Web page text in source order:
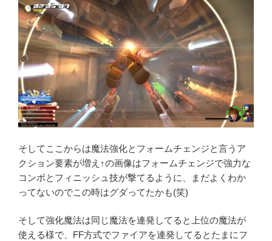
そしてここからは魔法強化とフォームチェンジと言うア
クション要素が増え↑の画像はフォームチェンジで強力な
コンボとフィニッシュ技が撃てるように、まだよくわか
ってないのでこの時はグダってたかも(笑)
そして強化魔法は同じ魔法を連発してると上位の魔法が
使える様で、FF方式でファイアを連発してるとたまにフ